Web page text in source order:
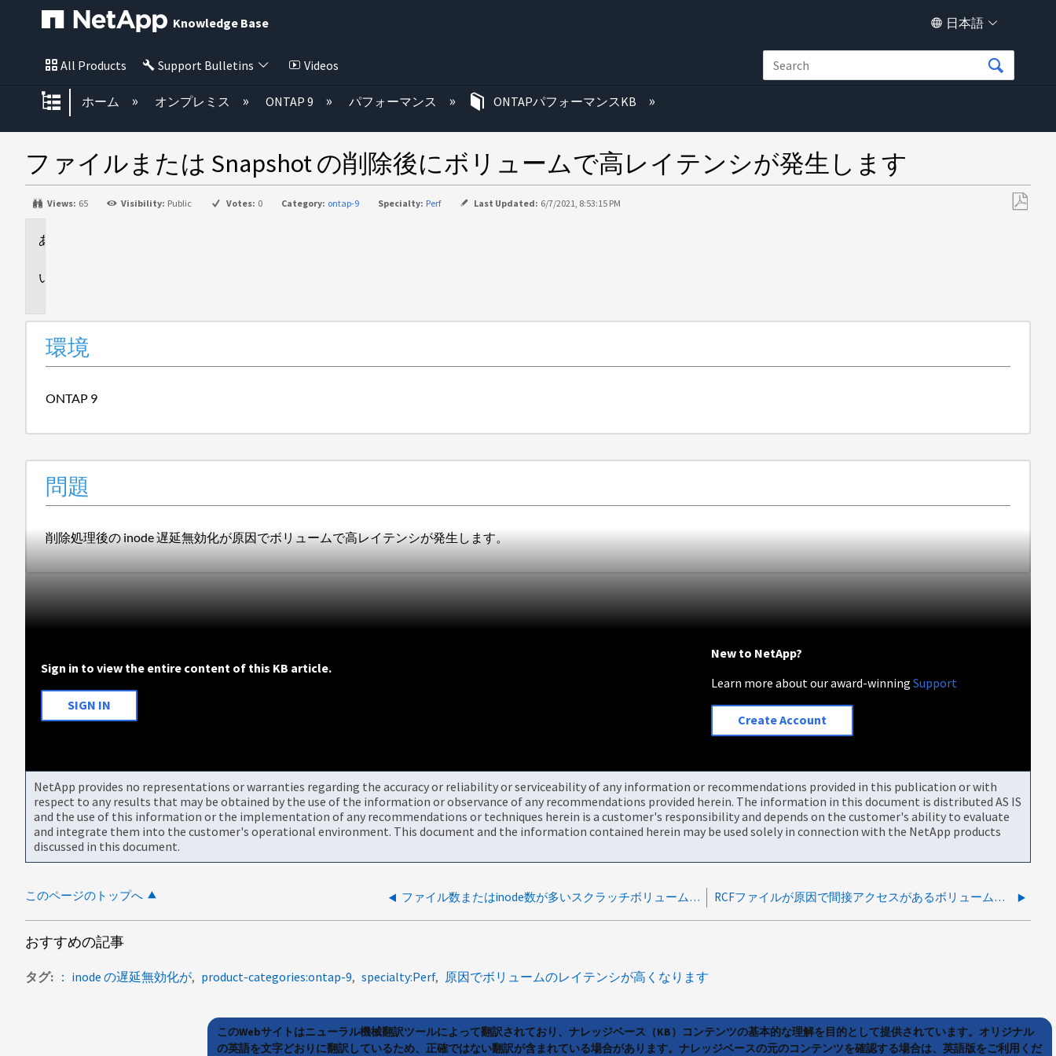
Knowledge Base 日本語
All Products Support Bulletins Videos
グローバル階層を展開/折りたたむ
ホーム オンプレミス ONTAP 9 パフォーマンス ONTAPパフォーマンスKB
ファイルまたは Snapshot の削除後にボリュームで高レイテンシが発生します
Views: 65 Visibility: Public Votes: 0 Category: ontap-9 Specialty: Perf Last Updated: 6/7/2021, 8:53:15 PM
環境
ONTAP 9
問題
削除処理後の inode 遅延無効化が原因でボリュームで高レイテンシが発生します。
Sign in to view the entire content of this KB article.
SIGN IN
New to NetApp?
Learn more about our award-winningSupport
Create Account
NetApp provides no representations or warranties regarding the accuracy or reliability or serviceability of any information or recommendations provided in this publication or with
respect to any results that may be obtained by the use of the information or observance of any recommendations provided herein. The information in this document is distributed AS IS
and the use of this information or the implementation of any recommendations or techniques herein is a customer's responsibility and depends on the customer's ability to evaluate
and integrate them into the customer's operational environment. This document and the information contained herein may be used solely in connection with the NetApp products
discussed in this document.
このページのトップへ ファイル数またはinode数が多いスクラッチボリュームでレイテンシが高くなる RCFファイルが原因で間接アクセスがあるボリュームでレイテンシが高い
おすすめの記事
タグ ： inode の遅延無効化が product-categories:ontap-9 specialty:Perf 原因でボリュームのレイテンシが高くなります
このWebサイトはニューラル機械翻訳ツールによって翻訳されており、ナレッジベース（KB）コンテンツの基本的な理解を目的として提供されています。オリジナル
の英語を文字どおりに翻訳しているため、正確ではない翻訳が含まれている場合があります。ナレッジベースの元のコンテンツを確認する場合は、英語版をご利用くだ